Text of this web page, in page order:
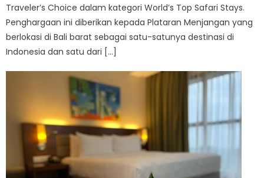
Traveler’s Choice dalam kategori World’s Top Safari Stays.
Penghargaan ini diberikan kepada Plataran Menjangan yang
berlokasi di Bali barat sebagai satu-satunya destinasi di
Indonesia dan satu dari […]